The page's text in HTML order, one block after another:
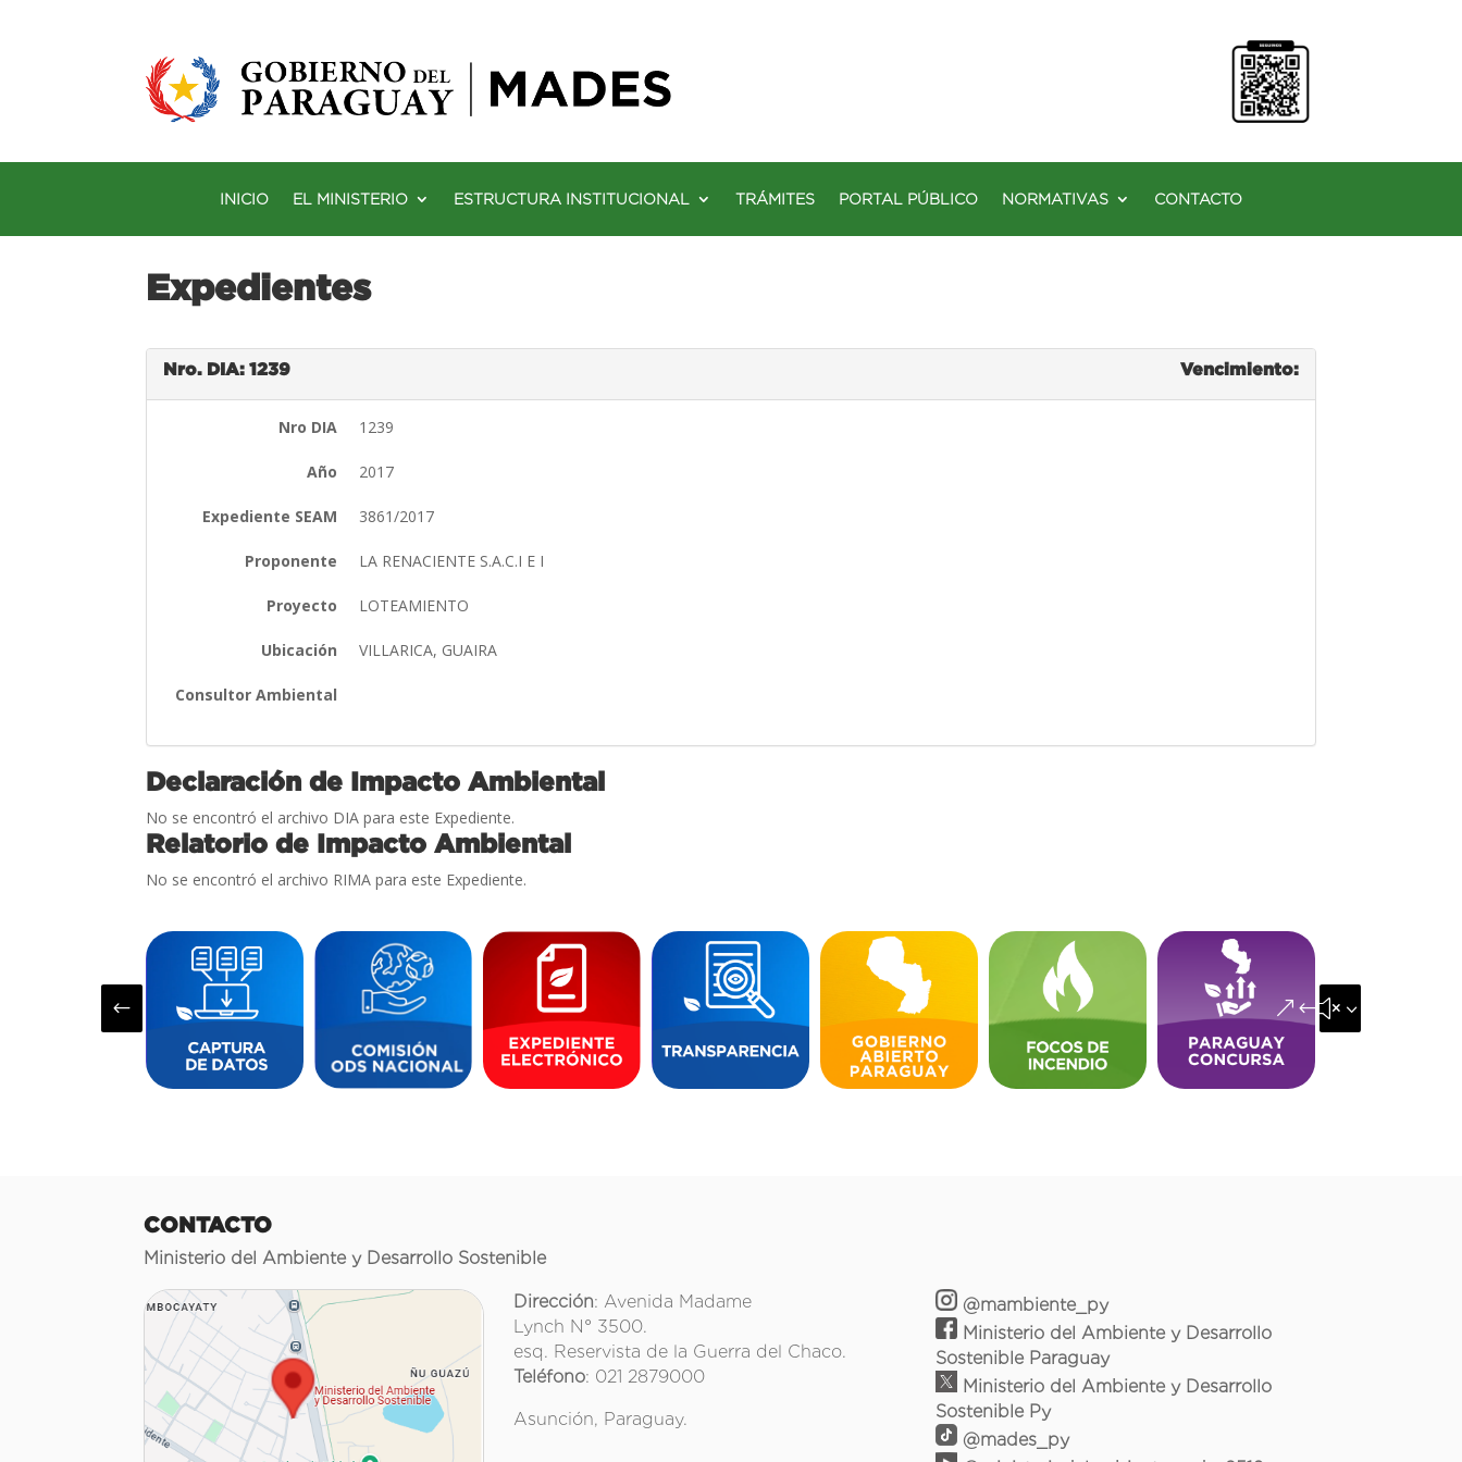
INICIO EL MINISTERIO ESTRUCTURA INSTITUCIONAL TRÁMITES PORTAL PÚBLICO NORMATIVAS CONTACTO
Expedientes
Nro. DIA: 1239 Vencimiento:
Nro DIA 1239
Año 2017
Expediente SEAM 3861/2017
Proponente LA RENACIENTE S.A.C.I E I
Proyecto LOTEAMIENTO
Ubicación VILLARICA, GUAIRA
Consultor Ambiental
Declaración de Impacto Ambiental
No se encontró el archivo DIA para este Expediente.
Relatorio de Impacto Ambiental
No se encontró el archivo RIMA para este Expediente.
# &#x35;
CONTACTO
Ministerio del Ambiente y Desarrollo Sostenible
Dirección: Avenida Madame
Lynch N° 3500.
esq. Reservista de la Guerra del Chaco.
Teléfono: 021 2879000
Asunción, Paraguay.
@mambiente_py
Ministerio del Ambiente y Desarrollo
Sostenible Paraguay
Ministerio del Ambiente y Desarrollo
Sostenible Py
@mades_py